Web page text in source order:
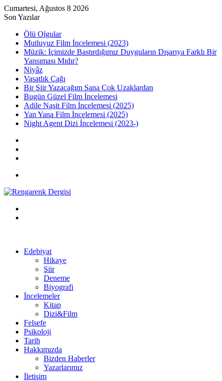
Cumartesi, Ağustos 8 2026
Son Yazılar
Ölü Olgular
Mutluyuz Film İncelemesi (2023)
Müzik: İçimizde Bastırdığımız Duyguların Dışarıya Farklı Bir
Yansıması Mıdır?
Niyâz
Vasatlık Çağı
Bir Şiir Yazacağım Sana Çok Uzaklardan
Bugün Güzel Film İncelemesi
Adile Naşit Film İncelemesi (2025)
Yan Yana Film İncelemesi (2025)
Night Agent Dizi İncelemesi (2023-)
Edebiyat
Hikaye
Şiir
Deneme
Biyografi
İncelemeler
Kitap
Dizi&Film
Felsefe
Psikoloji
Tarih
Hakkımızda
Bizden Haberler
Yazarlarımız
İletişim